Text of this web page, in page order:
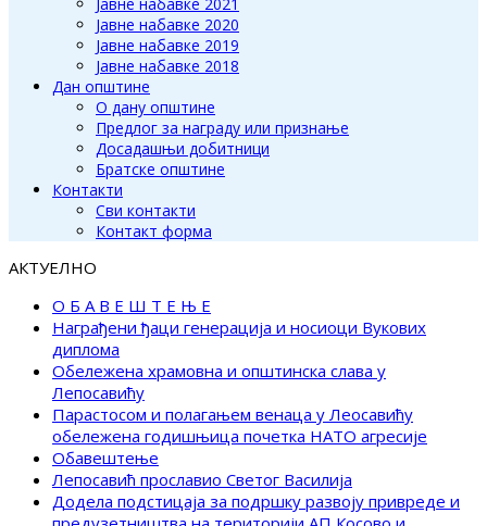
Јавне набавке 2021
Јавне набавке 2020
Јавне набавке 2019
Јавне набавке 2018
Дан општине
О дану општине
Предлог за награду или признање
Досадашњи добитници
Братске општине
Контакти
Сви контакти
Контакт форма
АКТУЕЛНО
О Б А В Е Ш Т Е Њ Е
Награђени ђаци генерација и носиоци Вукових
диплома
Обележена храмовна и општинска слава у
Лепосавићу
Парастосом и полагањем венаца у Леосавићу
обележена годишњица почетка НАТО агресије
Обавештење
Лепосавић прославио Светог Василија
Додела подстицаја за подршку развоју привреде и